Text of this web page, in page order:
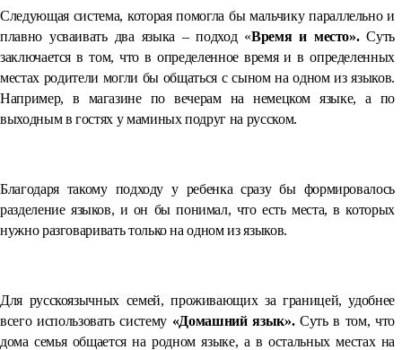
Следующая система, которая помогла бы мальчику параллельно и
плавно усваивать два языка – подход «Время и место».Суть
заключается в том, что в определенное время и в определенных
местах родители могли бы общаться с сыном на одном из языков.
Например, в магазине по вечерам на немецком языке, а по
выходным в гостях у маминых подруг на русском.
Благодаря такому подходу у ребенка сразу бы формировалось
разделение языков, и он бы понимал, что есть места, в которых
нужно разговаривать только на одном из языков.
Для русскоязычных семей, проживающих за границей, удобнее
всего использовать систему «Домашний язык». Суть в том, что
дома семья общается на родном языке, а в остальных местах на